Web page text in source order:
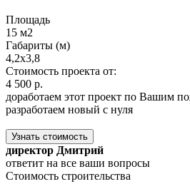
Площадь
15 м2
Габариты (м)
4,2x3,8
Стоимость проекта от:
4 500 р.
доработаем этот проект по Вашим
разработаем новый с нуля
Узнать стоимость
директор Дмитрий
ответит на все ваши вопросы
Стоимость строительства